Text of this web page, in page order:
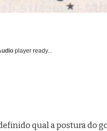
player ready...
qual a postura do